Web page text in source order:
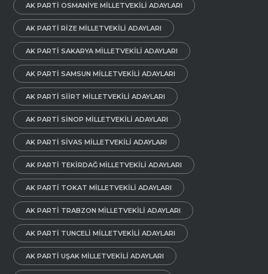
AK PARTI OSMANIYE MILLETVEKILI ADAYLARI
AK PARTI RIZE MILLETVEKILI ADAYLARI
AK PARTI SAKARYA MILLETVEKILI ADAYLARI
AK PARTI SAMSUN MILLETVEKILI ADAYLARI
AK PARTI SIIRT MILLETVEKILI ADAYLARI
AK PARTI SINOP MILLETVEKILI ADAYLARI
AK PARTI SIVAS MILLETVEKILI ADAYLARI
AK PARTI TEKIRDAĞ MILLETVEKILI ADAYLARI
AK PARTI TOKAT MILLETVEKILI ADAYLARI
AK PARTI TRABZON MILLETVEKILI ADAYLARI
AK PARTI TUNCELI MILLETVEKILI ADAYLARI
AK PARTI UŞAK MILLETVEKILI ADAYLARI